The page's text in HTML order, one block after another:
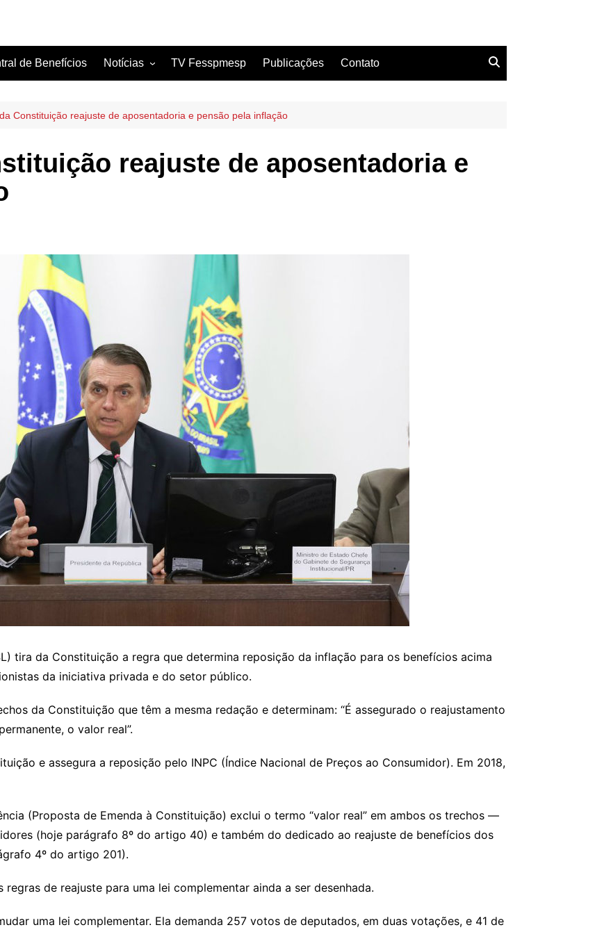
de Benefícios Notícias
Artigos
TV Fesspmesp Publicações Contato
Constituição reajuste de aposentadoria e pensão pela inflação
reajuste de aposentadoria e
tira da Constituição a regra que determina reposição da inflação para os benefícios acima
da iniciativa privada e do setor público.
da Constituição que têm a mesma redação e determinam: “É assegurado o reajustamento
o valor real”.
e assegura a reposição pelo INPC (Índice Nacional de Preços ao Consumidor). Em 2018,
(Proposta de Emenda à Constituição) exclui o termo “valor real” em ambos os trechos —
(hoje parágrafo 8º do artigo 40) e também do dedicado ao reajuste de benefícios dos
4º do artigo 201).
de reajuste para uma lei complementar ainda a ser desenhada.
uma lei complementar. Ela demanda 257 votos de deputados, em duas votações, e 41 de